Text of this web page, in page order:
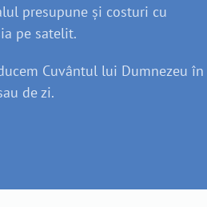
presupune și costuri cu
pe satelit.
Cuvântul lui Dumnezeu în
de zi.